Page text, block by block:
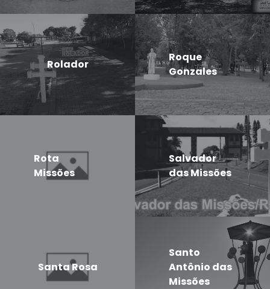
Rolador
Roque
Gonzales
Rota
Missões
Salvador
das Missões
Santa Rosa
Santo
Antônio das
Missões